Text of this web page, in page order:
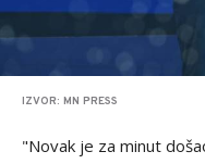
IZVOR: MN PRESS
"Novak je za minut